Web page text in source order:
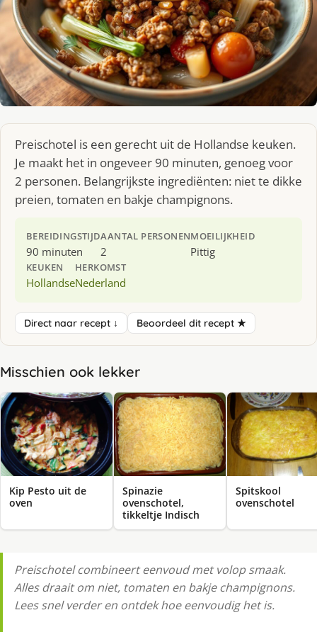
Preischotel is een gerecht uit de Hollandse keuken.
Je maakt het in ongeveer 90 minuten, genoeg voor
2 personen. Belangrijkste ingrediënten: niet te dikke
preien, tomaten en bakje champignons.
BEREIDINGSTIJD
90 minuten
AANTAL PERSONEN
2
MOEILIJKHEID
Pittig
KEUKEN
Hollandse
HERKOMST
Nederland
Direct naar recept ↓ Beoordeel dit recept ★
Misschien ook lekker
Kip Pesto uit de
oven
Spinazie
ovenschotel,
tikkeltje Indisch
Spitskool
ovenschotel
Preischotel combineert eenvoud met volop smaak.
Alles draait om niet, tomaten en bakje champignons.
Lees snel verder en ontdek hoe eenvoudig het is.